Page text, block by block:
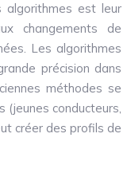
algorithmes est leur
changements de
Les algorithmes
précision dans
méthodes se
(jeunes conducteurs,
créer des profils de